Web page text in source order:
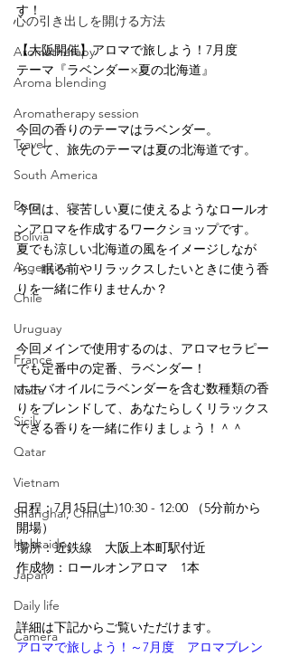
心の引き出しを開ける方法
Aromatherapy
Aroma blending
Aromatherapy session
Travel
South America
Peru
Bolivia
Argentina
Chile
Uruguay
France
Malta
Sicily
Qatar
Vietnam
Shanghai, China
Hokkaido
Japan
Daily life
Camera
す！
【大阪開催】アロマで旅しよう！7月度
テーマ『ラベンダー×夏の北海道』
今回の香りのテーマはラベンダー。
そして、旅先のテーマは夏の北海道です。
今回は、寝苦しい夏に使えるようなロールオ
ンアロマを作成するワークショップです。
夏でも涼しい北海道の風をイメージしなが
ら、眠る前やリラックスしたいときに使う香
りを一緒に作りませんか？
今回メインで使用するのは、アロマセラピー
でも定番中の定番、ラベンダー！
ホホバオイルにラベンダーを含む数種類の香
りをブレンドして、あなたらしくリラックス
できる香りを一緒に作りましょう！＾＾
日程：7月15日(土)10:30 - 12:00 （5分前から
開場）
場所：近鉄線　大阪上本町駅付近
作成物：ロールオンアロマ　1本
詳細は下記からご覧いただけます。
アロマで旅しよう！～7月度　アロマブレン